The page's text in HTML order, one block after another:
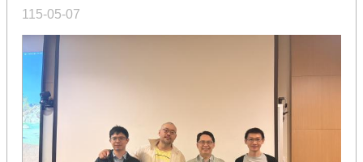
115-05-07
程學系 65405 室🌵發佈單位：教育部智慧創新關鍵人才
偏重技術實務與系統架構解析，講者以開源技術為核
心，深入探討生成式 AI 應用背後之資料工程關鍵技術。
分享內容涵蓋資料庫系統設計、向量嵌入
（Embedding）、HNSW 檢索機制，以及
RAG（Retrieval-Augmented Generation）管線建構流
程（包含資料分塊、索引建立與重排序策略），並延伸